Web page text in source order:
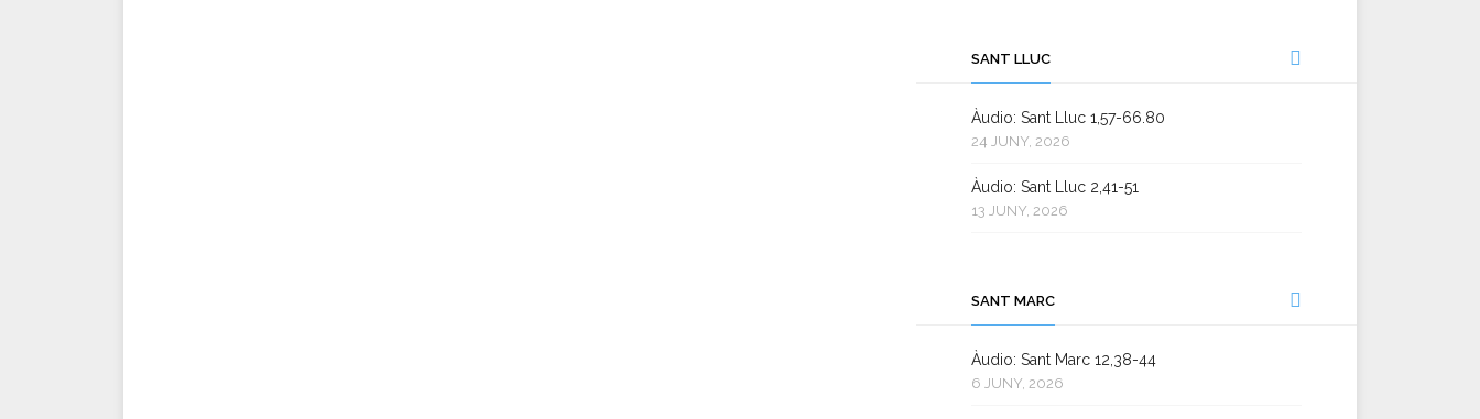
SANT LLUC
Àudio: Sant Lluc 1,57-66.80
24 JUNY, 2026
Àudio: Sant Lluc 2,41-51
13 JUNY, 2026
SANT MARC
Àudio: Sant Marc 12,38-44
6 JUNY, 2026